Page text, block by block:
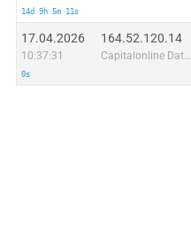
14d 9h 5m 11s
17.04.2026
10:37:31
0s
164.52.120.14
Capitalonline Data Service (HK) Co